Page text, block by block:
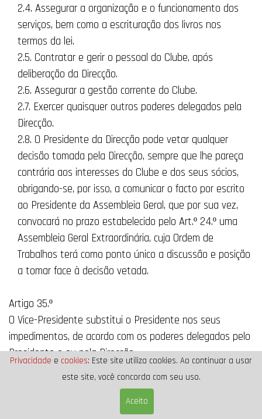
2.4. Assegurar a organização e o funcionamento dos
serviços, bem como a escrituração dos livros nos
termos da lei.
2.5. Contratar e gerir o pessoal do Clube, após
deliberação da Direcção.
2.6. Assegurar a gestão corrente do Clube.
2.7. Exercer quaisquer outros poderes delegados pela
Direcção.
2.8. O Presidente da Direcção pode vetar qualquer
decisão tomada pela Direcção, sempre que lhe pareça
contrária aos interesses do Clube e dos seus sócios,
obrigando-se, por isso, a comunicar o facto por escrito
ao Presidente da Assembleia Geral, que por sua vez,
convocará no prazo estabelecido pelo Art.º 24.º uma
Assembleia Geral Extraordinária, cuja Ordem de
Trabalhos terá como ponto único a discussão e posição
a tomar face à decisão vetada.
Artigo 35.º
O Vice-Presidente substitui o Presidente nos seus
impedimentos, de acordo com os poderes delegados pelo
Presidente e ou pela Direcção.
Compete ao Tesoureiro arrecadar os dinheiros do Clube,
Privacidade e cookies: Este site utiliza cookies. Ao continuar a usar
este site, você concorda com seu uso.
Aceito